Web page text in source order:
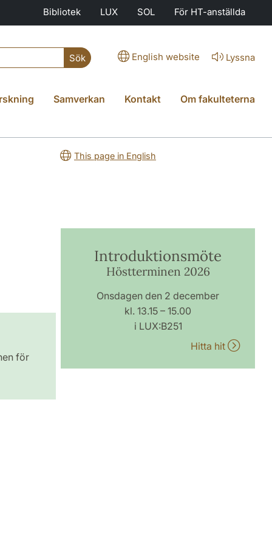
Bibliotek LUX SOL För HT-anställda
Sök English website Lyssna
Samverkan Kontakt Om fakulteterna
This page in English
för
Introduktionsmöte
Höstterminen 2026
Onsdagen den 2 december
kl. 13.15 – 15.00
i LUX:B251
Hitta hit